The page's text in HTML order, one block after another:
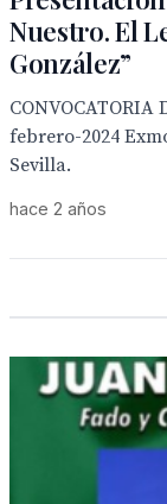
Nuestro. El
González”
CONVOCATORIA
febrero-2024
Sevilla.
hace 2 años